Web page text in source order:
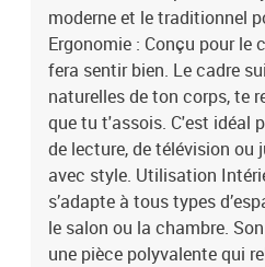
moderne et le traditionnel
Ergonomie : Conçu pour
fera sentir bien. Le cadre
naturelles de ton corps, te
que tu t'assois. C'est idéal
de lecture, de télévision ou
avec style. Utilisation
s’adapte à tous types
le salon ou la chambre.
une pièce polyvalente qui